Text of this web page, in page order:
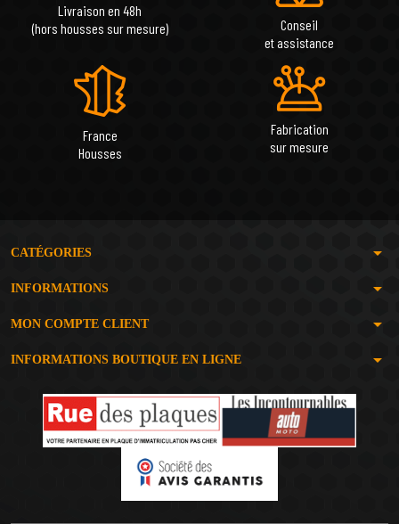
Livraison en 48h
(hors housses sur mesure)
Conseil
et assistance
France
Housses
Fabrication
sur mesure
CATÉGORIES arrow_drop_down
INFORMATIONS arrow_drop_down
MON COMPTE CLIENT arrow_drop_down
INFORMATIONS BOUTIQUE EN LIGNE arrow_drop_down